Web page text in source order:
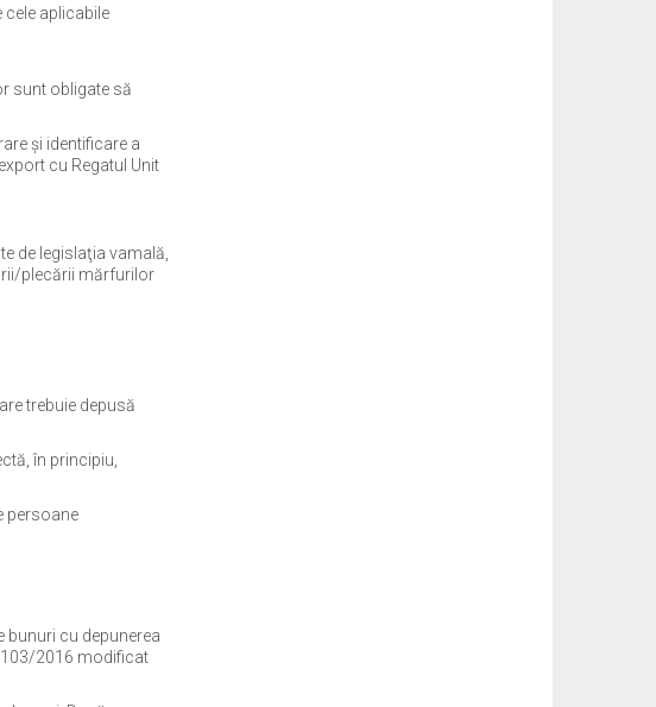
cele aplicabile
sunt obligate să
și identificare a
cu Regatul Unit
de legislaţia vamală,
plecării mărfurilor
trebuie depusă
în principiu,
persoane
cu depunerea
103/2016 modificat